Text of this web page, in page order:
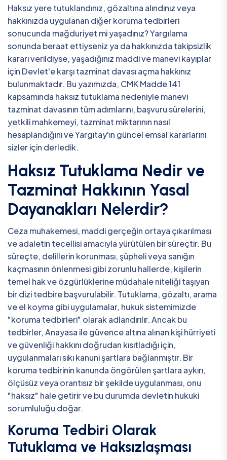
Haksız yere tutuklandınız, gözaltına alındınız veya
hakkınızda uygulanan diğer koruma tedbirleri
sonucunda mağduriyet mi yaşadınız? Yargılama
sonunda beraat ettiyseniz ya da hakkınızda takipsizlik
kararı verildiyse, yaşadığınız maddi ve manevi kayıplar
için Devlet'e karşı tazminat davası açma hakkınız
bulunmaktadır. Bu yazımızda, CMK Madde 141
kapsamında haksız tutuklama nedeniyle manevi
tazminat davasının tüm adımlarını, başvuru sürelerini,
yetkili mahkemeyi, tazminat miktarının nasıl
hesaplandığını ve Yargıtay'ın güncel emsal kararlarını
sizler için derledik.
Haksız Tutuklama Nedir ve
Tazminat Hakkının Yasal
Dayanakları Nelerdir?
Ceza muhakemesi, maddi gerçeğin ortaya çıkarılması
ve adaletin tecellisi amacıyla yürütülen bir süreçtir. Bu
süreçte, delillerin korunması, şüpheli veya sanığın
kaçmasının önlenmesi gibi zorunlu hallerde, kişilerin
temel hak ve özgürlüklerine müdahale niteliği taşıyan
bir dizi tedbire başvurulabilir. Tutuklama, gözaltı, arama
ve el koyma gibi uygulamalar, hukuk sistemimizde
"koruma tedbirleri" olarak adlandırılır. Ancak bu
tedbirler, Anayasa ile güvence altına alınan kişi hürriyeti
ve güvenliği hakkını doğrudan kısıtladığı için,
uygulanmaları sıkı kanuni şartlara bağlanmıştır. Bir
koruma tedbirinin kanunda öngörülen şartlara aykırı,
ölçüsüz veya orantısız bir şekilde uygulanması, onu
"haksız" hale getirir ve bu durumda devletin hukuki
sorumluluğu doğar.
Koruma Tedbiri Olarak
Tutuklama ve Haksızlaşması